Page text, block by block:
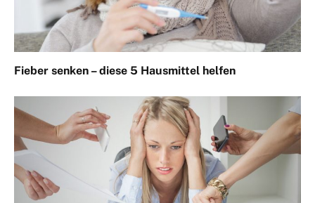
Fieber senken – diese 5 Hausmittel helfen